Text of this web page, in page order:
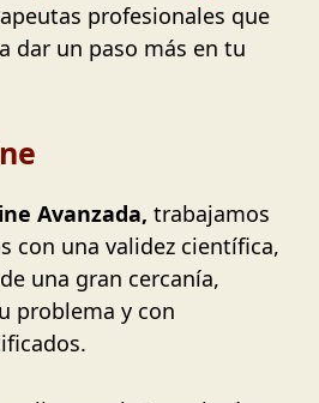
profesionales que
dar un paso más en tu
Avanzada, trabajamos
con una validez científica,
una gran cercanía,
problema y con